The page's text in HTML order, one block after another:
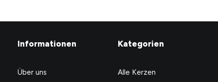
Informationen
Über uns
Kategorien
Alle Kerzen